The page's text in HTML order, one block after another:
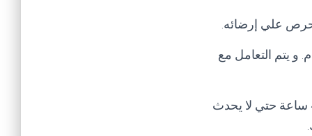
نحرص علي إرضائه
العام. و يتم التعامل مع
تنبيه هام يرجي عند إبلاغك للشكوي عدم تكرار الشكوي في خلال مده الحل و هي 48 ساعة حتي لا يحدث